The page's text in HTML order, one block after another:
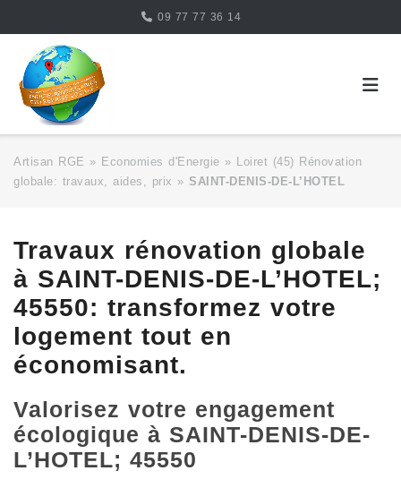
content
09 77 77 36 14
Artisan RGE » Economies d'Energie »
Loiret (45) Rénovation
globale: travaux, aides, prix » SAINT-DENIS-DE-L’HOTEL
Travaux rénovation globale
à SAINT-DENIS-DE-L’HOTEL;
45550: transformez votre
logement tout en
économisant.
Valorisez votre engagement
écologique à SAINT-DENIS-DE-
L’HOTEL; 45550